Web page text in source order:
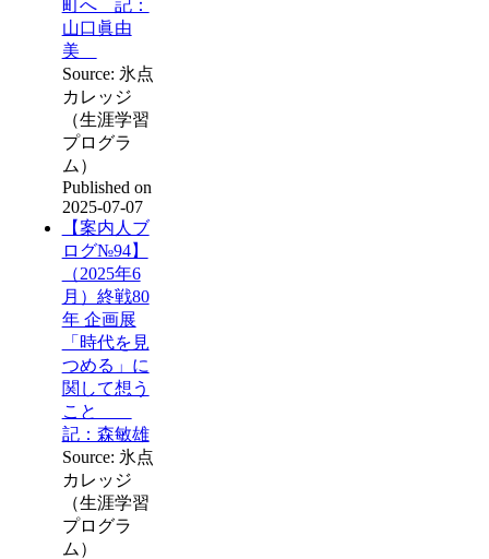
町へ 記：
山口眞由
美
Source: 氷点
カレッジ
（生涯学習
プログラ
ム）
Published on
2025-07-07
【案内人ブ
ログ№94】
（2025年6
月）終戦80
年 企画展
「時代を見
つめる」に
関して想う
こと
記：森敏雄
Source: 氷点
カレッジ
（生涯学習
プログラ
ム）